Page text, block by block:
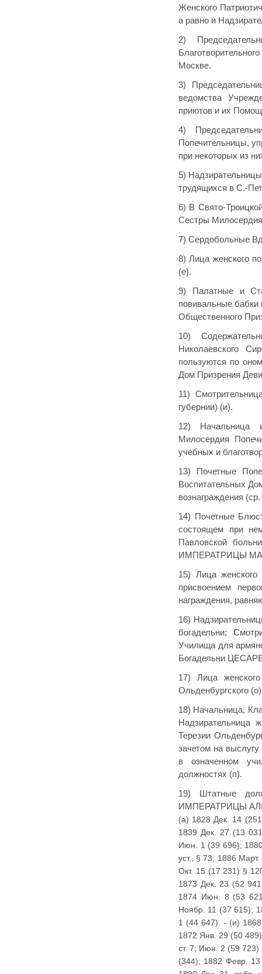
Женского
а равно и
2)
Москве.
3)
ведомства
приютов и их
4)
Попечительницы,
при некоторых из
5)
трудящихся в С.-
6) В Свято-
Сестры
7) Сердобольные
8) Лица женского
(е).
9) Палатные и
повивальные бабки
Общественного
10)
Николаевского
пользуются по
Дом Призрения
11)
губернии) (и).
12) Начальница
Милосердия
учебных и
13) Почетные
Воспитательных
вознаграждения (ср.
14) Почетные
состоящем при
Павловской
ИМПЕРАТРИЦЫ
15) Лица
присвоением
награждения,
16)
богадельни;
Училища для
Богадельни
17) Лица
Ольденбургского
18) Начальница,
Надзирательница
Терезии
зачетом на
в означенном
должностях (п).
19) Штатные
ИМПЕРАТРИЦЫ
(а) 1828 Дек. 14
1839 Дек. 27 (13
Июн. 1 (39 696);
уст., § 73; 1886
Окт. 15 (17 231) §
1873 Дек. 23 (52
1874 Июн. 8 (53
Ноябр. 11 (37 615);
1 (44 647). - (и)
1872 Янв. 29 (50
ст. 7; Июн. 2 (59
(344); 1882 Февр.